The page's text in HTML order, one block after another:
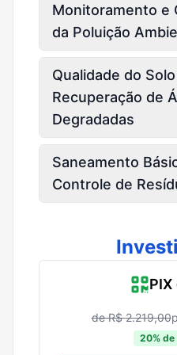
Monitoramento e
da Poluição
Qualidade do
Recuperação de
Degradadas
Saneamento
Controle de
PIX
de R$2.219,00
20%